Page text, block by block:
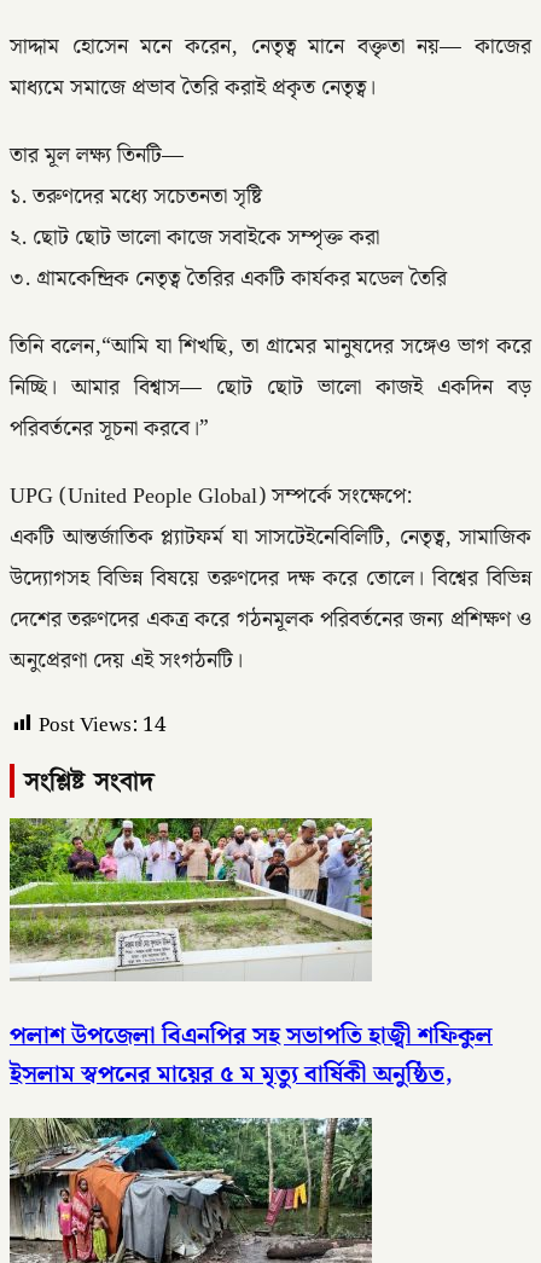
সাদ্দাম হোসেন মনে করেন, নেতৃত্ব মানে বক্তৃতা নয়— কাজের
মাধ্যমে সমাজে প্রভাব তৈরি করাই প্রকৃত নেতৃত্ব।
তার মূল লক্ষ্য তিনটি—
১. তরুণদের মধ্যে সচেতনতা সৃষ্টি
২. ছোট ছোট ভালো কাজে সবাইকে সম্পৃক্ত করা
৩. গ্রামকেন্দ্রিক নেতৃত্ব তৈরির একটি কার্যকর মডেল তৈরি
তিনি বলেন,“আমি যা শিখছি, তা গ্রামের মানুষদের সঙ্গেও ভাগ করে
নিচ্ছি। আমার বিশ্বাস— ছোট ছোট ভালো কাজই একদিন বড়
পরিবর্তনের সূচনা করবে।”
UPG (United People Global) সম্পর্কে সংক্ষেপে:
একটি আন্তর্জাতিক প্ল্যাটফর্ম যা সাসটেইনেবিলিটি, নেতৃত্ব, সামাজিক
উদ্যোগসহ বিভিন্ন বিষয়ে তরুণদের দক্ষ করে তোলে। বিশ্বের বিভিন্ন
দেশের তরুণদের একত্র করে গঠনমূলক পরিবর্তনের জন্য প্রশিক্ষণ ও
অনুপ্রেরণা দেয় এই সংগঠনটি।
Post Views: 14
সংশ্লিষ্ট সংবাদ
পলাশ উপজেলা বিএনপির সহ সভাপতি হাজ্বী শফিকুল
ইসলাম স্বপনের মায়ের ৫ ম মৃত্যু বার্ষিকী অনুষ্ঠিত,